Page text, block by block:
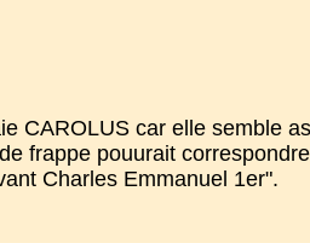
CAROLUS car elle semble
frappe pouurait
Charles Emmanuel 1er".